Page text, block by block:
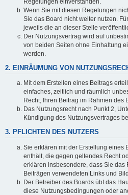
Regelungen einverstanden.
Wenn Sie mit diesen Regelungen
Sie das Board nicht weiter nutzen.
jeweils die an dieser Stelle
Der Nutzungsvertrag wird auf
von beiden Seiten ohne Einhaltung
werden.
2. EINRÄUMUNG VON
Mit dem Erstellen eines Beitrags
einfaches, zeitlich und räumlich
Recht, Ihren Beitrag im Rahmen des
Das Nutzungsrecht nach Punkt 2,
Kündigung des Nutzungsvertrages
3. PFLICHTEN DES NUTZERS
Sie erklären mit der Erstellung eines
enthält, die gegen geltendes Recht
erklären insbesondere, dass Sie das
Beiträgen verwendeten Links und
Der Betreiber des Boards übt das
diese Nutzungsbedingungen oder